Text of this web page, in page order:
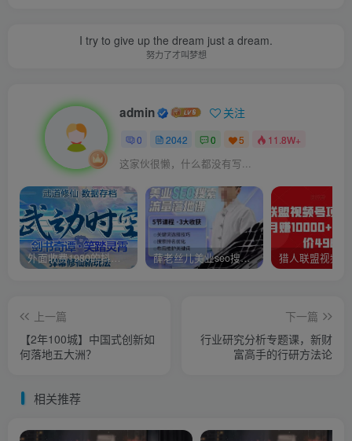
I try to give up the dream just a dream.
努力了才叫梦想
admin 关注
0 2042 0 5 11.8W+
这家伙很懒，什么都没有写...
外面收费1980的抖音武动时空直播项目，无需真人出镜，实时互动直播【软件+详细教程】 薛老丝儿美业seo搜索流量落地课，一周暴涨20w粉丝，全干货讲解
上一篇
【2年100城】中国式创新如
何落地五大洲？
下一篇
行业研究分析专题课，新财
富高手的行研方法论
相关推荐